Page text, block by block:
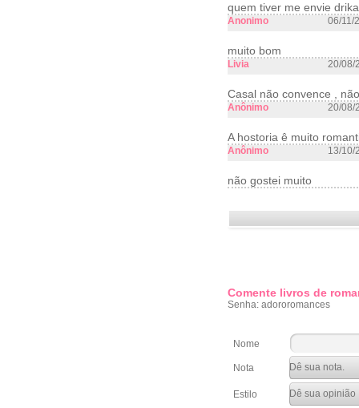
quem tiver me envie
Anonimo 06/11/
muito bom
Livia 20/08/
Casal não convence ,
Anônimo 20/08/
A hostoria ê muito
Anônimo 13/10/
não gostei muito
Comente livros de
Senha: adororomances
Nome
Nota
Estilo